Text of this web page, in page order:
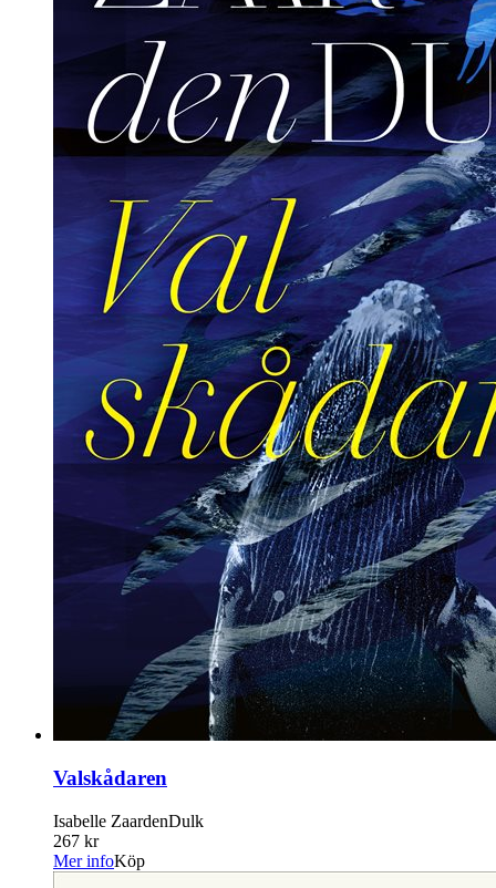
Valskådaren
Isabelle ZaardenDulk
267 kr
Mer infoKöp